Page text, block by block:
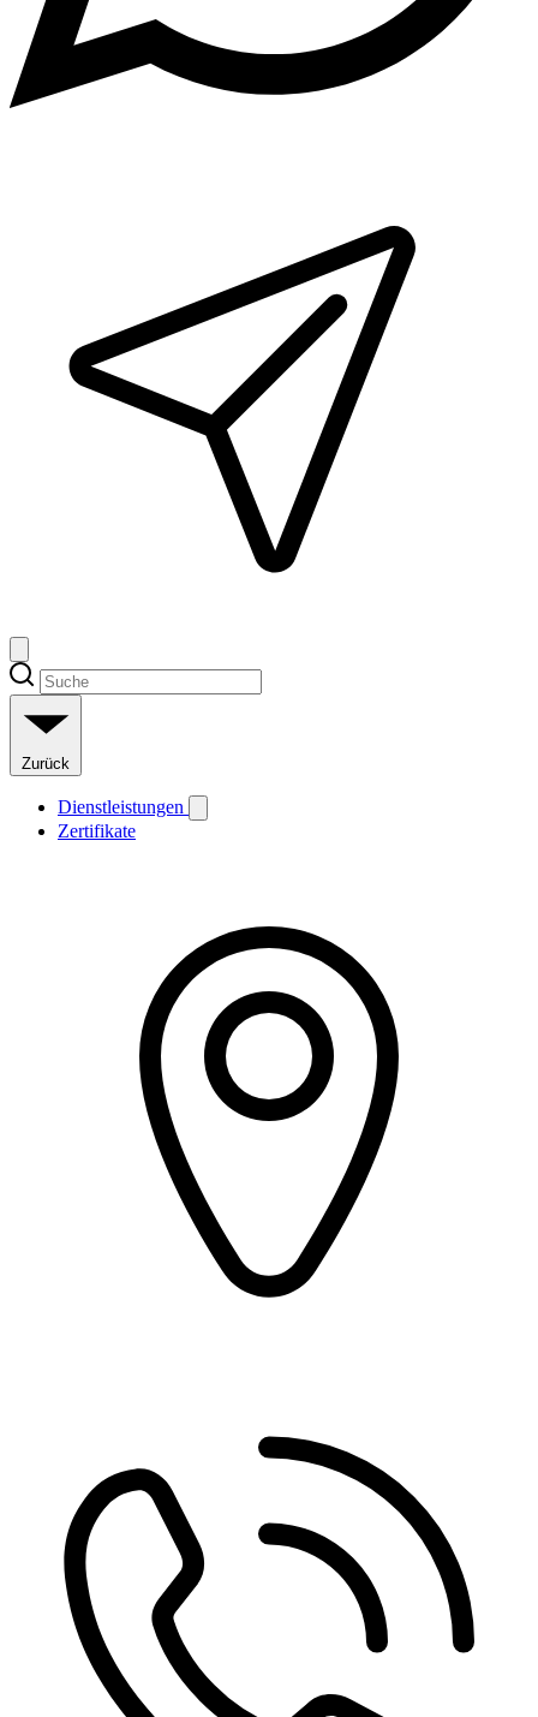
Zurück
Dienstleistungen
Zertifikate